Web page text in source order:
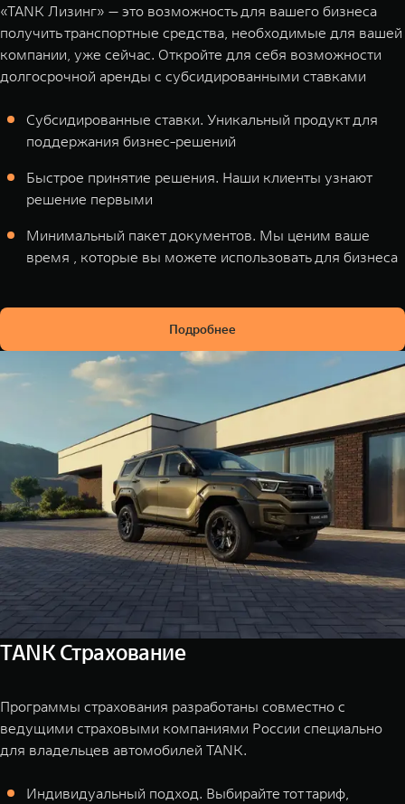
«TANK Лизинг» — это возможность для вашего бизнеса
получить транспортные средства, необходимые для вашей
компании, уже сейчас. Откройте для себя возможности
долгосрочной аренды с субсидированными ставками
Cубсидированные ставки. Уникальный продукт для
поддержания бизнес-решений
Быстрое принятие решения. Наши клиенты узнают
решение первыми
Минимальный пакет документов. Мы ценим ваше
время , которые вы можете использовать для бизнеса
Подробнее
TANK Страхование
Программы страхования разработаны совместно с
ведущими страховыми компаниями России специально
для владельцев автомобилей TANK.
Индивидуальный подход. Выбирайте тот тариф,